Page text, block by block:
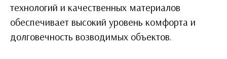
технологий и качественных материалов
обеспечивает высокий уровень комфорта и
долговечность возводимых объектов.